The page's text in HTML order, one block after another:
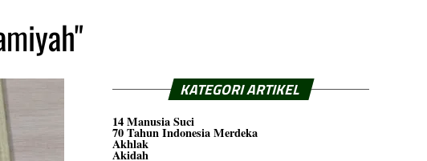
KATEGORI ARTIKEL
14 Manusia Suci
70 Tahun Indonesia Merdeka
Akhlak
Akidah